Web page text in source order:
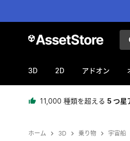
3D 2D アドオン
11,000 種類を超える 5 つ星
ホーム 3D 乗り物 宇宙船